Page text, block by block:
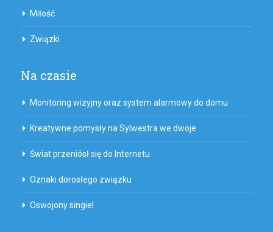
Miłość
Związki
Na czasie
Monitoring wizyjny oraz system alarmowy do domu
Kreatywne pomysły na Sylwestra we dwoje
Świat przeniósł się do Internetu
Oznaki dorosłego związku
Oswojony singiel